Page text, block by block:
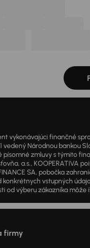
vykonávajúci finančné
Národnou bankou
zmluvy s týmito
a.s., KOOPERATIVA
SA, pobočka
konkrétnych vstupných
výberu zákazníka
firmy